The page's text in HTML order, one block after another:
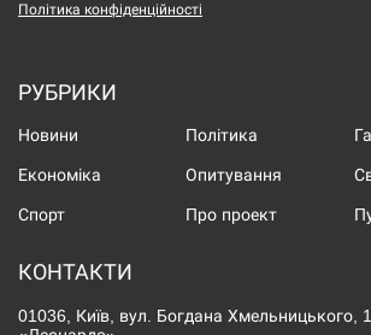
Політика конфіденційності
РУБРИКИ
Новини Політика
Економіка Опитування
Спорт Про проект
КОНТАКТИ
01036, Київ, вул. Богдана Хмельницького,